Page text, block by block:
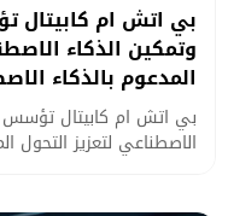
بي اتش ام كابيتال
وتمكين الذكاء
المدعوم بالذكاء
بي اتش ام كابيتال تؤسس
الاصطناعي لتعزيز التحول